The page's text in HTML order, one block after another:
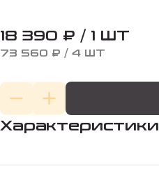
18 390 ₽ / 1 ШТ
73 560 ₽ / 4 ШТ
Характеристики